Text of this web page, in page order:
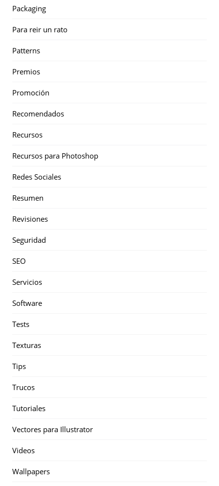
Packaging
Para reir un rato
Patterns
Premios
Promoción
Recomendados
Recursos
Recursos para Photoshop
Redes Sociales
Resumen
Revisiones
Seguridad
SEO
Servicios
Software
Tests
Texturas
Tips
Trucos
Tutoriales
Vectores para Illustrator
Videos
Wallpapers